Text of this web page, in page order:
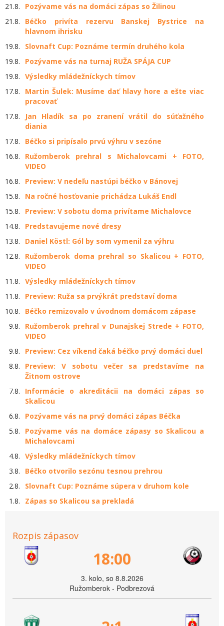
21.8.
Pozývame vás na domáci zápas so Žilinou
21.8.
Béčko privíta rezervu Banskej Bystrice na
hlavnom ihrisku
19.8.
Slovnaft Cup: Poznáme termín druhého kola
19.8.
Pozývame vás na turnaj RUŽA SPÁJA CUP
19.8. Výsledky mládežníckych tímov
17.8.
Martin Šulek: Musíme dať hlavy hore a ešte viac
pracovať
17.8.
Jan Hladík sa po zranení vrátil do súťažného
diania
17.8.
Béčko si pripísalo prvú výhru v sezóne
16.8.
Ružomberok prehral s Michalovcami + FOTO,
VIDEO
16.8.
Preview: V nedeľu nastúpi béčko v Bánovej
15.8.
Na ročné hosťovanie prichádza Lukáš Endl
15.8.
Preview: V sobotu doma privítame Michalovce
14.8.
Predstavujeme nové dresy
13.8.
Daniel Köstl: Gól by som vymenil za výhru
12.8.
Ružomberok doma prehral so Skalicou + FOTO,
VIDEO
11.8. Výsledky mládežníckych tímov
11.8.
Preview: Ruža sa prvýkrát predstaví doma
10.8.
Béčko remizovalo v úvodnom domácom zápase
9.8.
Ružomberok prehral v Dunajskej Strede + FOTO,
VIDEO
9.8.
Preview: Cez víkend čaká béčko prvý domáci duel
8.8.
Preview: V sobotu večer sa predstavíme na
Žitnom ostrove
7.8.
Informácie o akreditácii na domáci zápas so
Skalicou
6.8.
Pozývame vás na prvý domáci zápas Béčka
5.8.
Pozývame vás na domáce zápasy so Skalicou a
Michalovcami
4.8. Výsledky mládežníckych tímov
3.8.
Béčko otvorilo sezónu tesnou prehrou
2.8.
Slovnaft Cup: Poznáme súpera v druhom kole
1.8.
Zápas so Skalicou sa prekladá
Rozpis zápasov
18:00
3. kolo, so 8.8.2026
Ružomberok - Podbrezová